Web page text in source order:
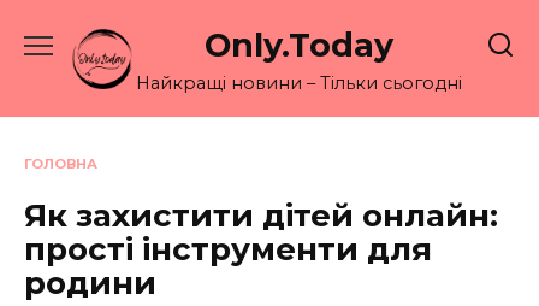
до
Only.Today
Найкращі новини – Тільки сьогодні
ГОЛОВНА
Як захистити дітей онлайн:
прості інструменти для
родини